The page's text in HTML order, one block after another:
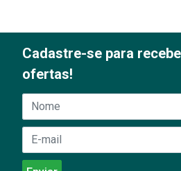
Cadastre-se para
ofertas!